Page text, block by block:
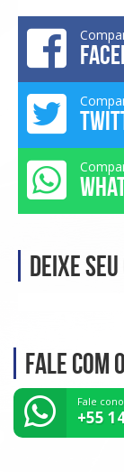
Deixe
Fale com
Fale
+55